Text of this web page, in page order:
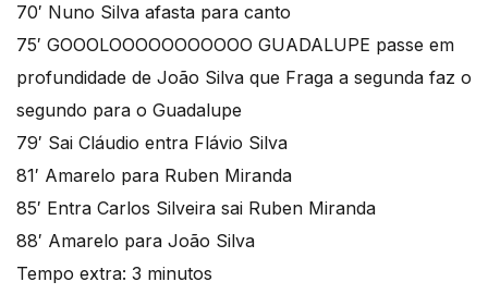
70′ Nuno Silva afasta para canto
75′ GOOOLOOOOOOOOOOO GUADALUPE passe em
profundidade de João Silva que Fraga a segunda faz o
segundo para o Guadalupe
79′ Sai Cláudio entra Flávio Silva
81′ Amarelo para Ruben Miranda
85′ Entra Carlos Silveira sai Ruben Miranda
88′ Amarelo para João Silva
Tempo extra: 3 minutos